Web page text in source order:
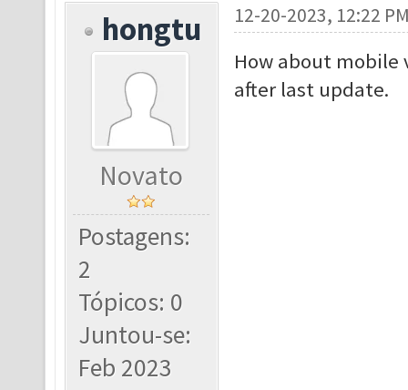
hongtu
Novato
Postagens:
2
Tópicos: 0
Juntou-se:
Feb 2023
12-20-2023, 12:22
How about mobile
after last update.